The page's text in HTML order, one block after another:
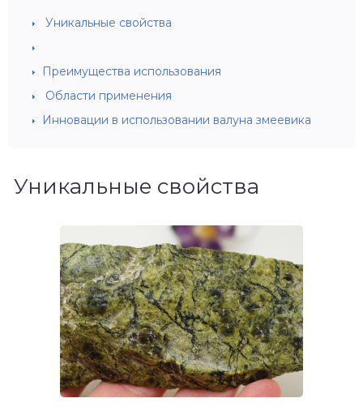
Уникальные свойства
Преимущества использования
Области применения
Инновации в использовании валуна змеевика
Уникальные свойства